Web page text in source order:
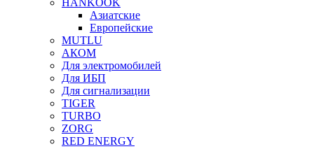
HANKOOK
Азиатские
Европейские
MUTLU
АКОМ
Для электромобилей
Для ИБП
Для сигнализации
TIGER
TURBO
ZORG
RED ENERGY